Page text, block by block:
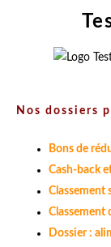
Nos dossiers
Bons de
Cash-back
Classement
Classement
Dossier :